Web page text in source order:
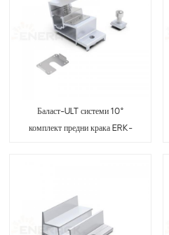
Баласт-ULT системи 10°
комплект предни крака ERK-